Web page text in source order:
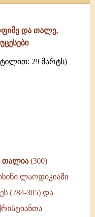
და თალე,
29 მარტს)
თალია (300)
ლაოდიკიაში
(284-305) და